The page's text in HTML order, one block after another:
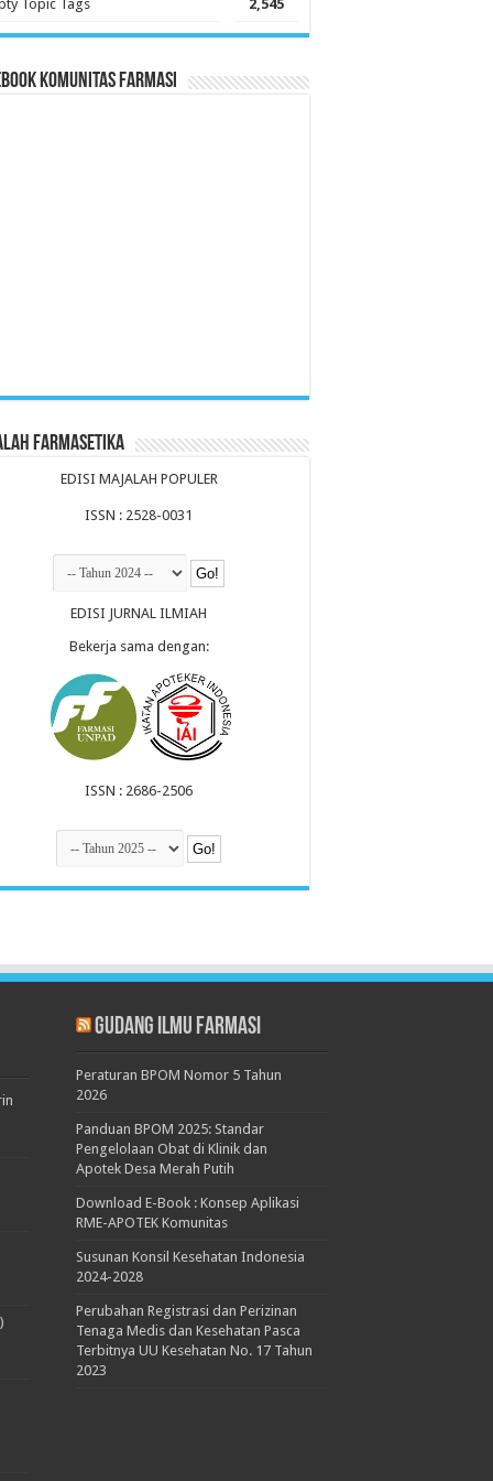
Topic Tags 2,545
Komunitas Farmasi
Farmasetika
EDISI MAJALAH POPULER
ISSN : 2528-0031
EDISI JURNAL ILMIAH
Bekerja sama dengan:
ISSN : 2686-2506
Gudang Ilmu Farmasi
Peraturan BPOM Nomor 5 Tahun
2026
Panduan BPOM 2025: Standar
Pengelolaan Obat di Klinik dan
Apotek Desa Merah Putih
Download E-Book : Konsep Aplikasi
RME-APOTEK Komunitas
Susunan Konsil Kesehatan Indonesia
2024-2028
Perubahan Registrasi dan Perizinan
Tenaga Medis dan Kesehatan Pasca
Terbitnya UU Kesehatan No. 17 Tahun
2023